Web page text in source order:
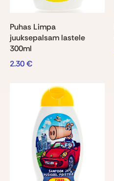
Puhas Limpa
juuksepalsam lastele
300ml
2.30€